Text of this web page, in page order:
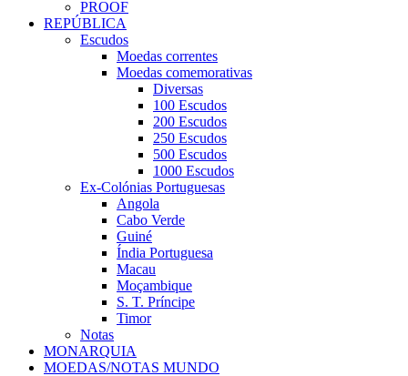
PROOF
REPÚBLICA
Escudos
Moedas correntes
Moedas comemorativas
Diversas
100 Escudos
200 Escudos
250 Escudos
500 Escudos
1000 Escudos
Ex-Colónias Portuguesas
Angola
Cabo Verde
Guiné
Índia Portuguesa
Macau
Moçambique
S. T. Príncipe
Timor
Notas
MONARQUIA
MOEDAS/NOTAS MUNDO